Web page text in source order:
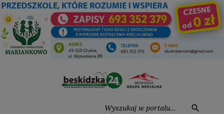
Przejdź
do
treści
search